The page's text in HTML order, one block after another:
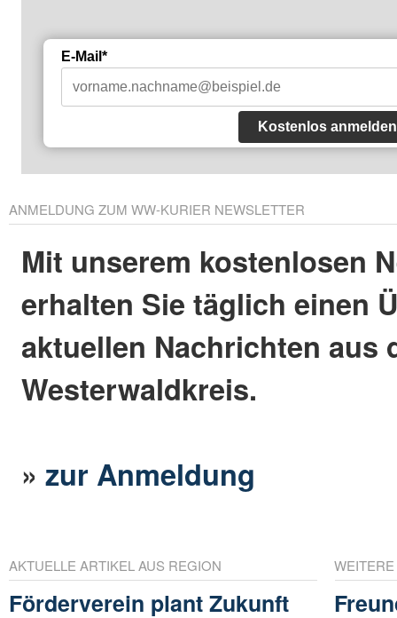
E-Mail*
Kostenlos anmelden
ANMELDUNG ZUM WW-KURIER NEWSLETTER
Mit unserem kostenlosen
erhalten Sie täglich einen
aktuellen Nachrichten aus
Westerwaldkreis.
»zur Anmeldung
AKTUELLE ARTIKEL AUS REGION
Förderverein plant Zukunft